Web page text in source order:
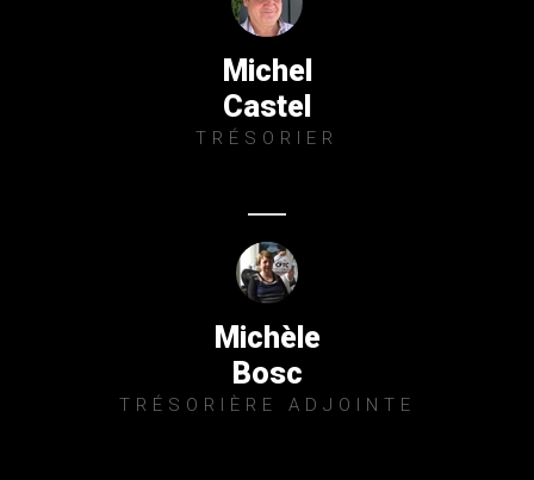
Michel
Castel
TRÉSORIER
Michèle
Bosc
TRÉSORIÈRE ADJOINTE